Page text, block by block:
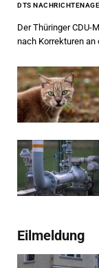
DTS
Der Thüringer CDU-
nach Korrekturen
Eilmeldung